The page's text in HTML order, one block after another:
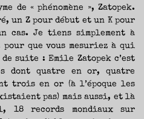
de « phénomène », Zatopek.
un Z pour début et un K pour
cas. Je tiens simplement à
que vous mesuriez à qui
suite : Emile Zatopek c’est
dont quatre en or, quatre
trois en or (à l’époque les
pas) mais aussi, et là
18 records mondiaux sur